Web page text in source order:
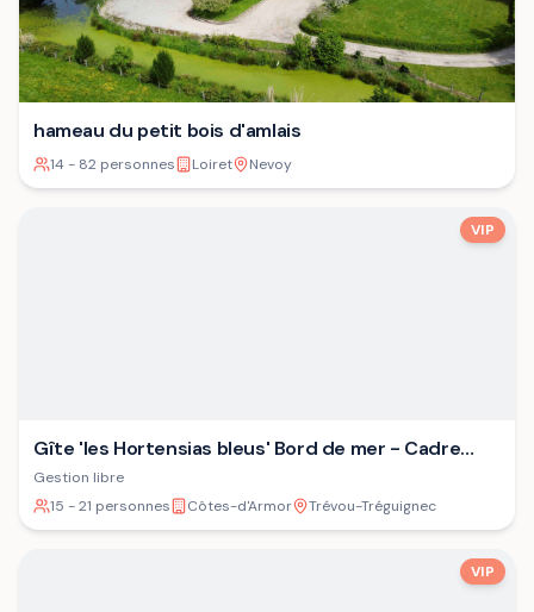
hameau du petit bois d'amlais
14 - 82 personnes Loiret Nevoy
VIP
Gîte 'les Hortensias bleus' Bord de mer - Cadre
verdoyant - Plage
Gestion libre
15 - 21 personnes
Côtes-d'Armor Trévou-Tréguignec
VIP